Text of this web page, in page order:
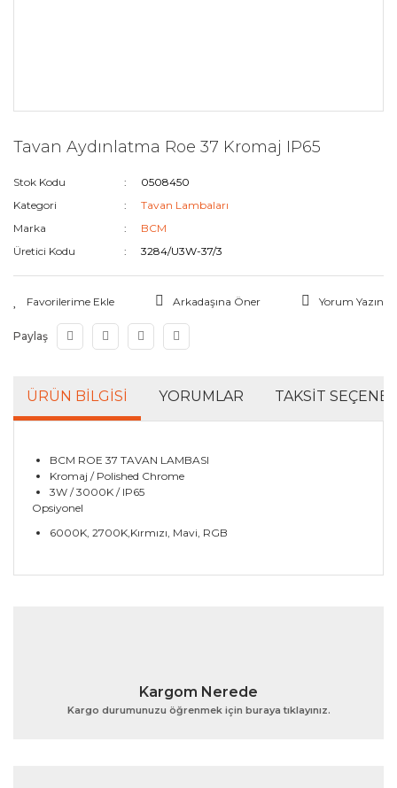
Tavan Aydınlatma Roe 37 Kromaj IP65
Stok Kodu
0508450
Kategori
Tavan Lambaları
Marka
BCM
Üretici Kodu
3284/U3W-37/3
Arkadaşına Öner Yorum Yazın
Paylaş
ÜRÜN BILGISI YORUMLAR TAKSIT
BCM ROE 37 TAVAN LAMBASI
Kromaj / Polished Chrome
3W / 3000K / IP65
Opsiyonel
6000K, 2700K,Kırmızı, Mavi, RGB
Bu ürünün fiyat bilgisi, resim, ürün açıklamalarında ve
Ürün açıklamasında eksik bilgiler bulunuyor.
Kargom Nerede
Kargo durumunuzu öğrenmek için buraya tıklayınız.